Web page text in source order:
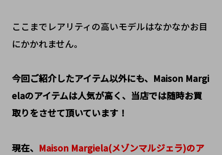
ここまでレアリティの高いモデルはなかなかお目
にかかれません。
今回ご紹介したアイテム以外にも、Maison Margi
elaのアイテムは人気が高く、当店では随時お買
取りをさせて頂いています！
現在、 Maison Margiela(メゾンマルジェラ)のア